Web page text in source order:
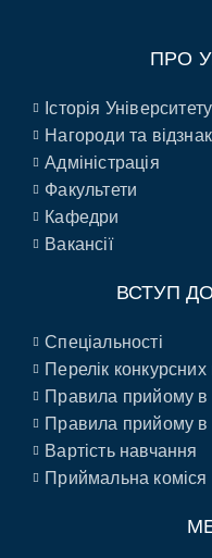
ПРО
Історія Університету
Нагороди та
Адміністрація
Факультети
Кафедри
Вакансії
ВСТУП
Спеціальності
Перелік конкурсних
Правила прийому в
Правила прийому
Вартість навчання
Приймальна коміся